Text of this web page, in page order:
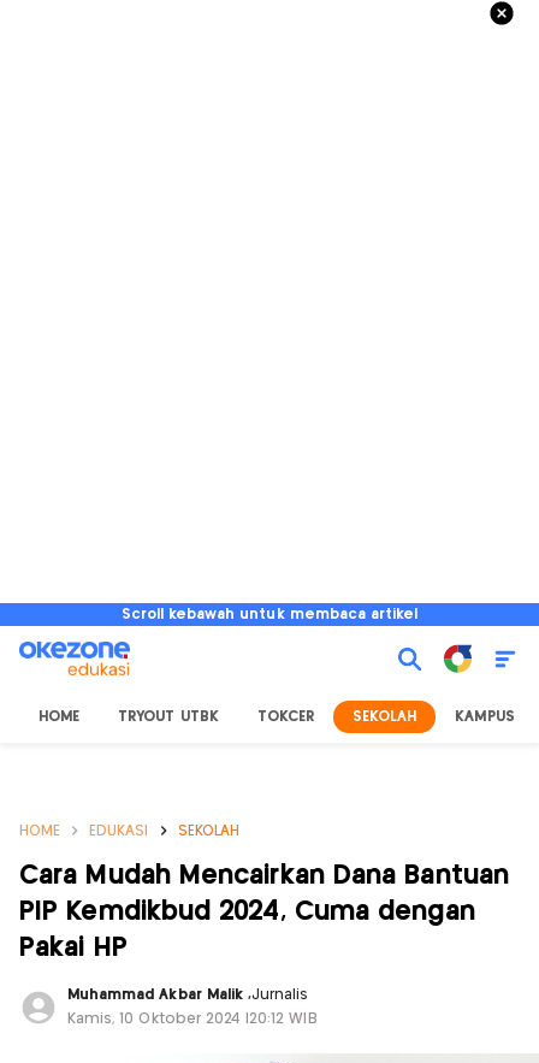
Scroll kebawah untuk membaca artikel
HOME TRYOUT UTBK TOKCER SEKOLAH KAMPUS
HOME EDUKASI SEKOLAH
Cara Mudah Mencairkan Dana Bantuan
PIP Kemdikbud 2024, Cuma dengan
Pakai HP
Muhammad Akbar Malik,Jurnalis
Kamis, 10 Oktober 2024 |20:12 WIB